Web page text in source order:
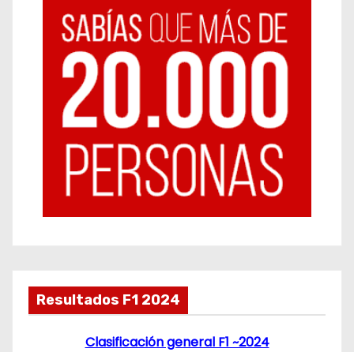
Resultados F1 2024
Clasificación general F1 ~2024